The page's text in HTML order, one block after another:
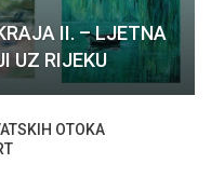
II. – LJETNA
UZ RIJEKU
OTOKA